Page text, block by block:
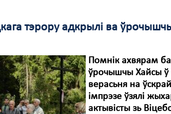
тэрору адкрылі ва
Помнік ахвярам
ўрочышчы Хайсы ў
верасьня на
імпрэзе ўзялі
актывісты зь